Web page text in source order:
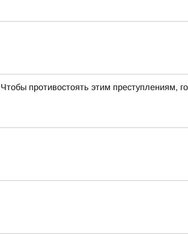
противостоять этим преступлениям,